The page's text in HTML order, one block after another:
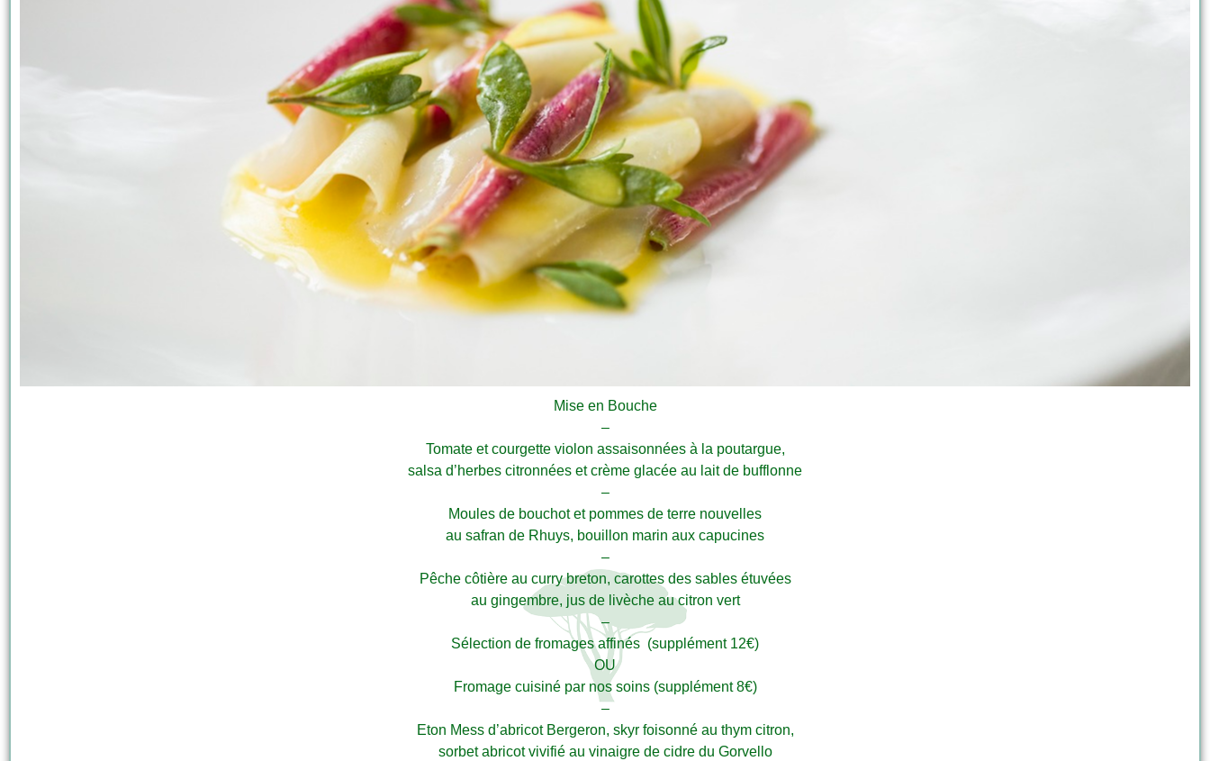
Mise en Bouche
–
Tomate et courgette violon assaisonnées à la poutargue,
salsa d’herbes citronnées et crème glacée au lait de bufflonne
–
Moules de bouchot et pommes de terre nouvelles
au safran de Rhuys, bouillon marin aux capucines
–
Pêche côtière au curry breton, carottes des sables étuvées
au gingembre, jus de livèche au citron vert
–
Sélection de fromages affinés (supplément 12€)
OU
Fromage cuisiné par nos soins (supplément 8€)
–
Eton Mess d’abricot Bergeron, skyr foisonné au thym citron,
sorbet abricot vivifié au vinaigre de cidre du Gorvello